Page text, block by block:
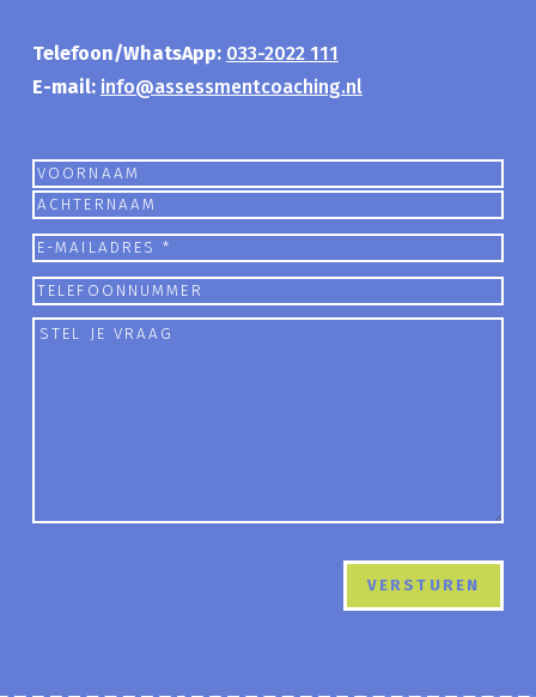
Telefoon/WhatsApp: 033-2022 111
E-mail: info@assessmentcoaching.nl
Naam
Voornaam
Achternaam
E-
mailadres
Telefoon
Stel